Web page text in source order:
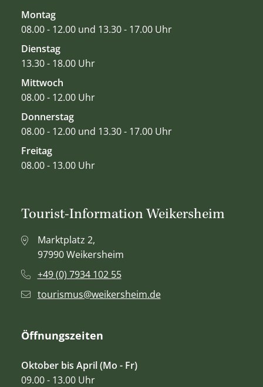
Montag
08.00 - 12.00 und 13.30 - 17.00 Uhr
Dienstag
13.30 - 18.00 Uhr
Mittwoch
08.00 - 12.00 Uhr
Donnerstag
08.00 - 12.00 und 13.30 - 17.00 Uhr
Freitag
08.00 - 13.00 Uhr
Tourist-Information Weikersheim
Marktplatz 2,
97990 Weikersheim
+49 (0) 7934 102 55
tourismus@weikersheim.de
Öffnungszeiten
Oktober bis April (Mo - Fr)
09.00 - 13.00 Uhr